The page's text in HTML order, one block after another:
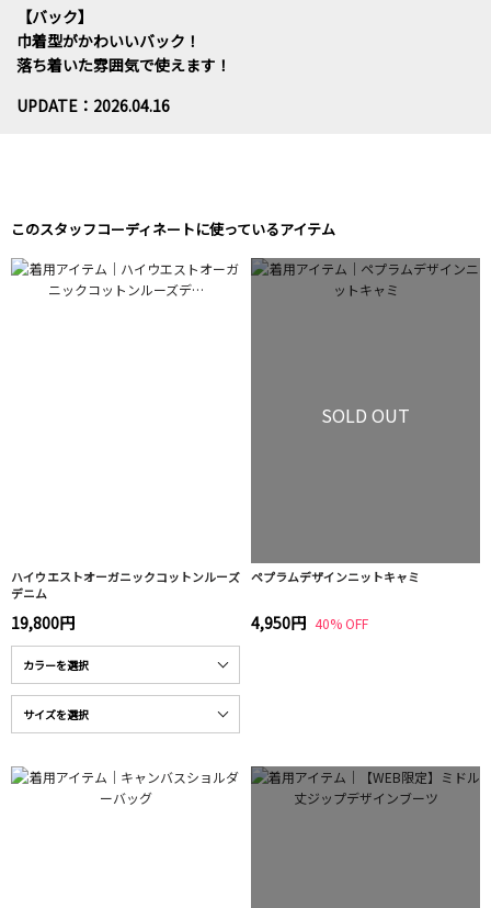
【バック】
巾着型がかわいいバック！
落ち着いた雰囲気で使えます！
UPDATE：2026.04.16
このスタッフコーディネートに使っているアイテム
ハイウエストオーガニックコットンルーズ
デニム
19,800円
SOLD OUT
ペプラムデザインニットキャミ
4,950円 40% OFF